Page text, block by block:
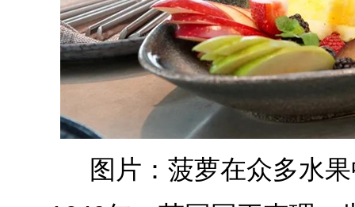
图片：菠萝在众多水